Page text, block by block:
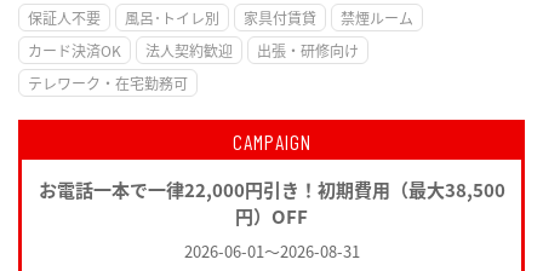
保証人不要
風呂･トイレ別 家具付賃貸
禁煙ルーム
カード決済OK
法人契約歓迎
出張・研修向け
テレワーク・在宅勤務可
CAMPAIGN
お電話一本で一律22,000円引き！初期費用（最大38,500
円）OFF
2026-06-01～2026-08-31